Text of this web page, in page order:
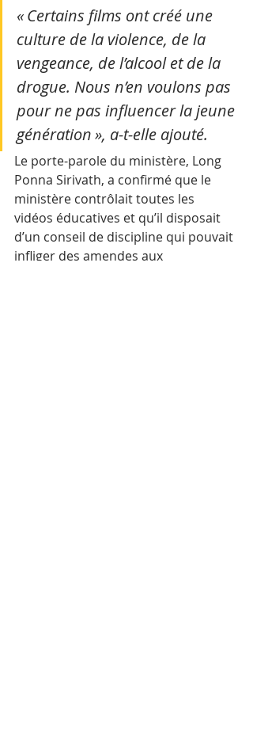
« Certains films ont créé une
culture de la violence, de la
vengeance, de l’alcool et de la
drogue. Nous n’en voulons pas
pour ne pas influencer la jeune
génération », a-t-elle ajouté.
Le porte-parole du ministère, Long
Ponna Sirivath, a confirmé que le
ministère contrôlait toutes les
vidéos éducatives et qu’il disposait
d’un conseil de discipline qui pouvait
infliger des amendes aux